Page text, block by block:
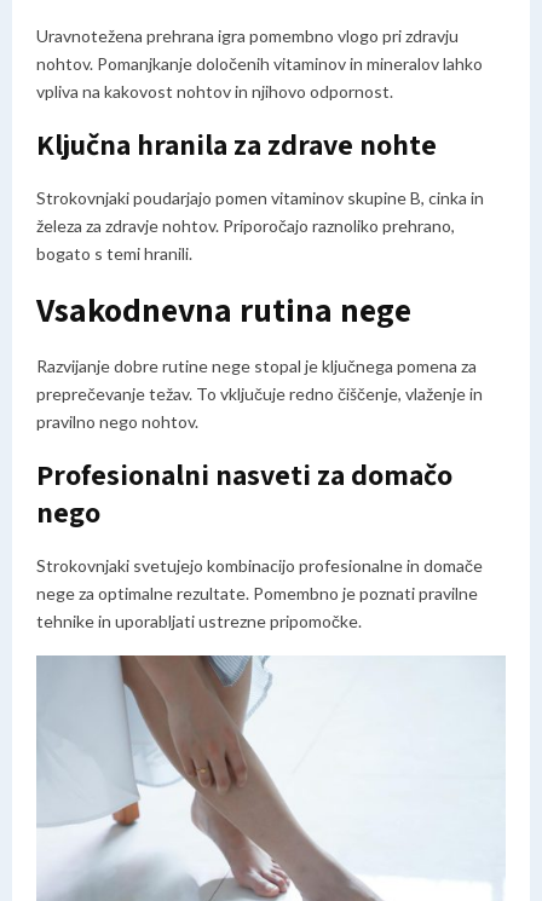
Uravnotežena prehrana igra pomembno vlogo pri zdravju
nohtov. Pomanjkanje določenih vitaminov in mineralov lahko
vpliva na kakovost nohtov in njihovo odpornost.
Ključna hranila za zdrave nohte
Strokovnjaki poudarjajo pomen vitaminov skupine B, cinka in
železa za zdravje nohtov. Priporočajo raznoliko prehrano,
bogato s temi hranili.
Vsakodnevna rutina nege
Razvijanje dobre rutine nege stopal je ključnega pomena za
preprečevanje težav. To vključuje redno čiščenje, vlaženje in
pravilno nego nohtov.
Profesionalni nasveti za domačo
nego
Strokovnjaki svetujejo kombinacijo profesionalne in domače
nege za optimalne rezultate. Pomembno je poznati pravilne
tehnike in uporabljati ustrezne pripomočke.